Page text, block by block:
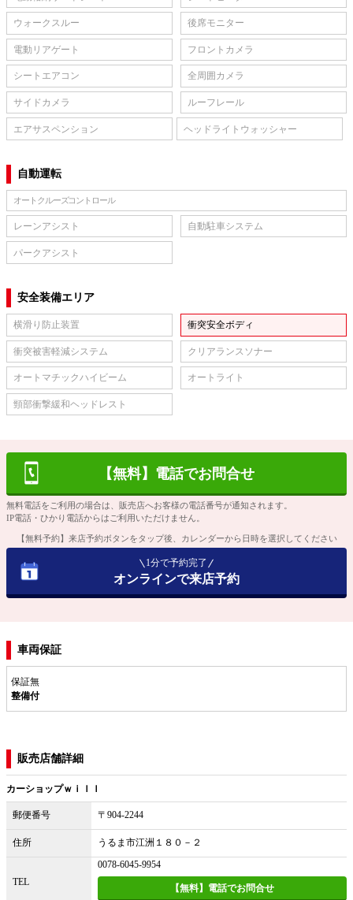
ウォークスルー 後席モニター
電動リアゲート フロントカメラ
シートエアコン 全周囲カメラ
サイドカメラ ルーフレール
エアサスペンション ヘッドライトウォッシャー
自動運転
オートクルーズコントロール
レーンアシスト 自動駐車システム
パークアシスト
安全装備エリア
横滑り防止装置 衝突安全ボディ
衝突被害軽減システム クリアランスソナー
オートマチックハイビーム オートライト
頸部衝撃緩和ヘッドレスト
【無料】電話でお問合せ
無料電話をご利用の場合は、販売店へお客様の電話番号が通知されます。
IP電話・ひかり電話からはご利用いただけません。
【無料予約】来店予約ボタンをタップ後、カレンダーから日時を選択してください
1分で予約完了
オンラインで来店予約
車両保証
保証無
整備付
販売店舗詳細
カーショップｗｉｌｌ
郵便番号 〒904-2244
住所 うるま市江洲１８０－２
TEL
0078-6045-9954
【無料】電話でお問合せ